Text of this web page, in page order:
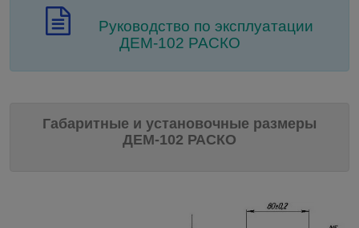
Руководство по эксплуатации
ДЕМ-102 РАСКО
Габаритные и установочные размеры
ДЕМ-102 РАСКО